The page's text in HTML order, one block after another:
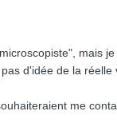
mais
d'idée de la réelle
me